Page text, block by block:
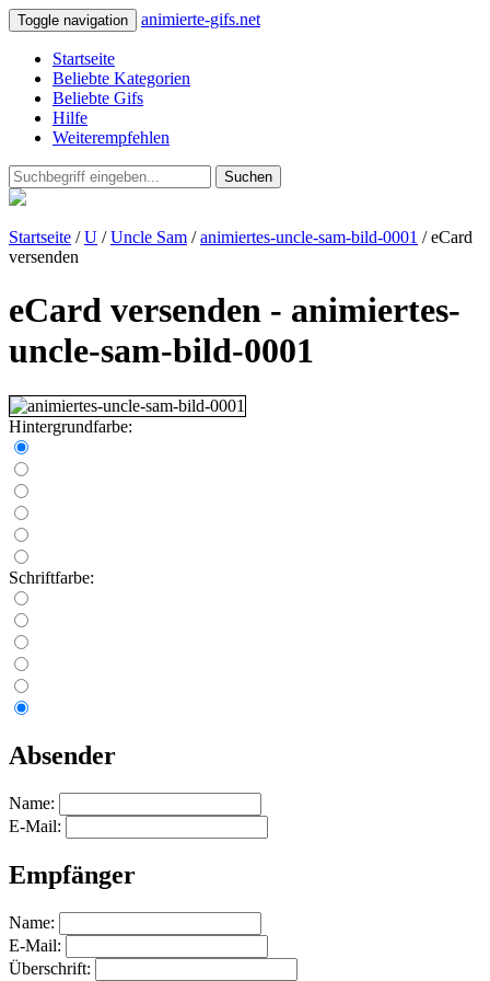
Toggle navigation animierte-gifs.net
Startseite
Beliebte Kategorien
Beliebte Gifs
Hilfe
Weiterempfehlen
Suchen
Startseite /U /Uncle Sam /animiertes-uncle-sam-bild-0001 / eCard
versenden
eCard versenden - animiertes-
uncle-sam-bild-0001
Hintergrundfarbe:
Schriftfarbe:
Absender
Name:
E-Mail:
Empfänger
Name:
E-Mail:
Überschrift: